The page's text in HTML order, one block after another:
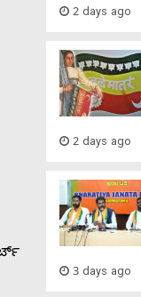
2 days ago
2 days ago
3 days ago